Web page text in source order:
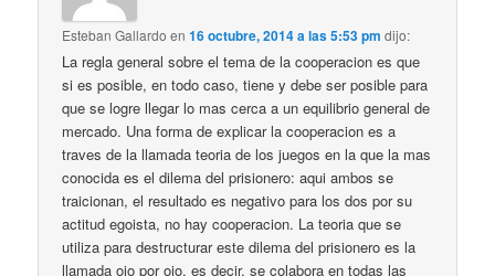
Esteban Gallardo en16 octubre, 2014 a las 5:53 pm dijo:
La regla general sobre el tema de la cooperacion es que
si es posible, en todo caso, tiene y debe ser posible para
que se logre llegar lo mas cerca a un equilibrio general de
mercado. Una forma de explicar la cooperacion es a
traves de la llamada teoria de los juegos en la que la mas
conocida es el dilema del prisionero: aqui ambos se
traicionan, el resultado es negativo para los dos por su
actitud egoista, no hay cooperacion. La teoria que se
utiliza para destructurar este dilema del prisionero es la
llamada ojo por ojo, es decir, se colabora en todas las